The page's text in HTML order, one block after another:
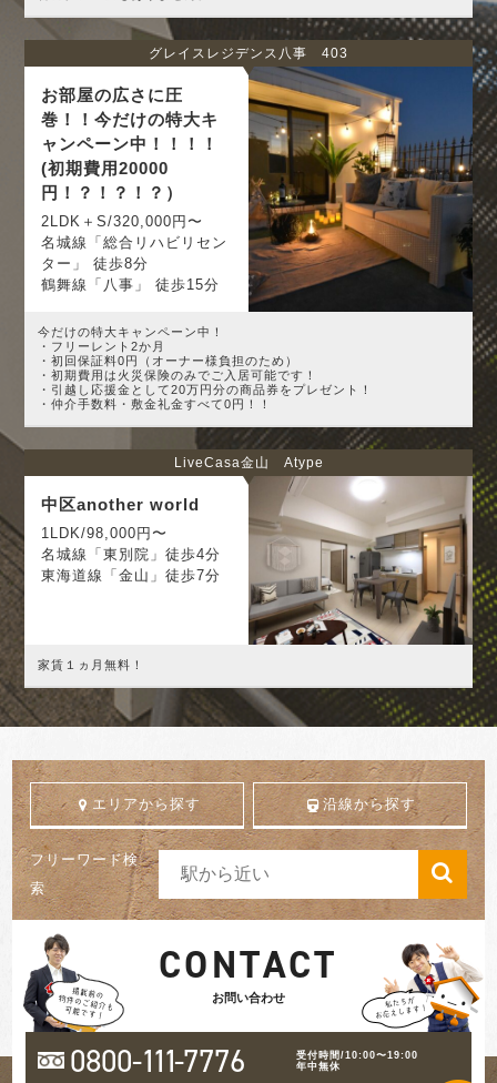
グレイスレジデンス八事 403
お部屋の広さに圧
巻！！今だけの特大キ
ャンペーン中！！！！
(初期費用20000
円！？！？！？）
2LDK＋S/320,000円〜
名城線「総合リハビリセン
ター」 徒歩8分
鶴舞線「八事」 徒歩15分
今だけの特大キャンペーン中！
・フリーレント2か月
・初回保証料0円（オーナー様負担のため）
・初期費用は火災保険のみでご入居可能です！
・引越し応援金として20万円分の商品券をプレゼント！
・仲介手数料・敷金礼金すべて0円！！
LiveCasa金山 Atype
中区another world
1LDK/98,000円〜
名城線「東別院」徒歩4分
東海道線「金山」徒歩7分
家賃１ヵ月無料！
エリアから探す 沿線から探す
フリーワード検
索
CONTACT
お問い合わせ
0800-111-7776
受付時間/10:00〜19:00
年中無休